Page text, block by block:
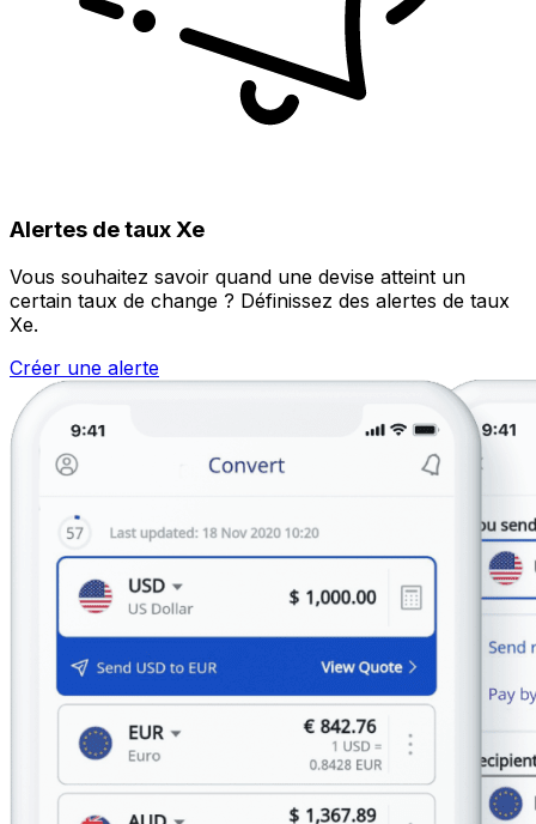
Alertes de taux Xe
Vous souhaitez savoir quand une devise atteint un
certain taux de change ? Définissez des alertes de taux
Xe.
Créer une alerte